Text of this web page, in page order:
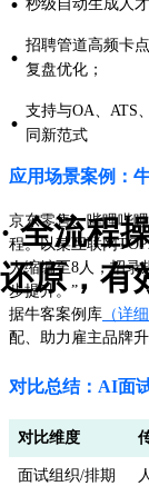
· 全流程
还原，有
秒级自动生成人
· 招聘管道高频卡
复盘优化；
· 支持与OA、ATS
同新范式
应用场景案例：
京东零售、哔哩哔
程。以某互联网
人缩编至8人，招录
步提升。”
据牛客案例库 （详
配、助力雇主品牌
对比总结：AI面
对比维度
面试组织/排期